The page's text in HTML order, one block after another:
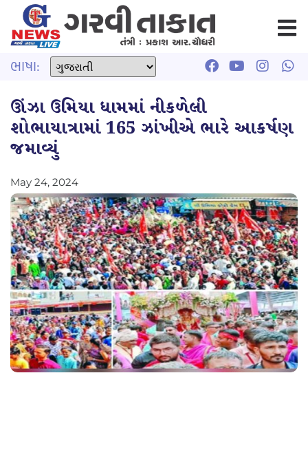
ભાષા:
ઊંઝા ઉમિયા ધામમાં નીકળેલી
શોભાયાત્રામાં 165 ઝાંખીએ ભારે આકર્ષણ
જમાવ્યું
May 24, 2024